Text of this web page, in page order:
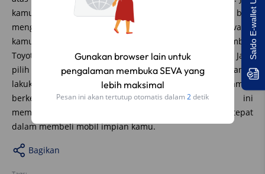
Gunakan browser lain untuk
pengalaman membuka SEVA yang
lebih maksimal
Pesan ini akan tertutup otomatis dalam 1detik
kamu tertarik dengan mobil Toyota Veloz, kamu bisa
mengunjungi Seva.id ya. Dengan menggunakan seva.id,
kamu dapat dengan mudah menemukan dan membeli
Toyota Veloz transmisi manual sesuai preferensi kamu. Jadi,
pilih opsi yang sesuai dengan gaya mengemudi kamu,
lakukan penelitian yang baik, dan nikmati pengalaman
berkendara dengan Toyota Veloz. Semoga artikel ini
membantu kamu dalam mengambil keputusan yang tepat
dalam membeli mobil impian kamu.
Bagikan